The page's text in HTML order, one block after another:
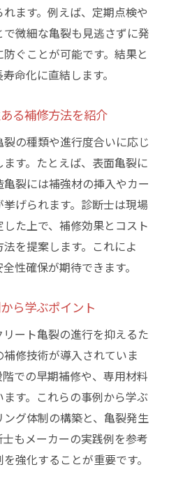
ます。例えば、定期点検や
微細な亀裂も見逃さずに発
ぐことが可能です。結果と
命化に直結します。
る補修方法を紹介
の種類や進行度合いに応じ
す。たとえば、表面亀裂に
裂には補強材の挿入やカー
げられます。診断士は現場
た上で、補修効果とコスト
を提案します。これによ
性確保が期待できます。
ら学ぶポイント
ート亀裂の進行を抑えるた
修技術が導入されていま
での早期補修や、専用材料
す。これらの事例から学ぶ
グ体制の構築と、亀裂発生
もメーカーの実践例を参考
強化することが重要です。